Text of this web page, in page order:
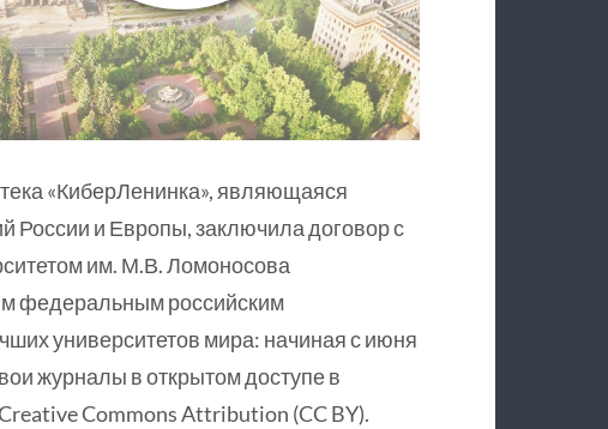
«КиберЛенинка», являющаяся
России и Европы, заключила договор с
им. М.В. Ломоносова
федеральным российским
университетов мира: начиная с июня
журналы в открытом доступе в
Commons Attribution (CC BY).